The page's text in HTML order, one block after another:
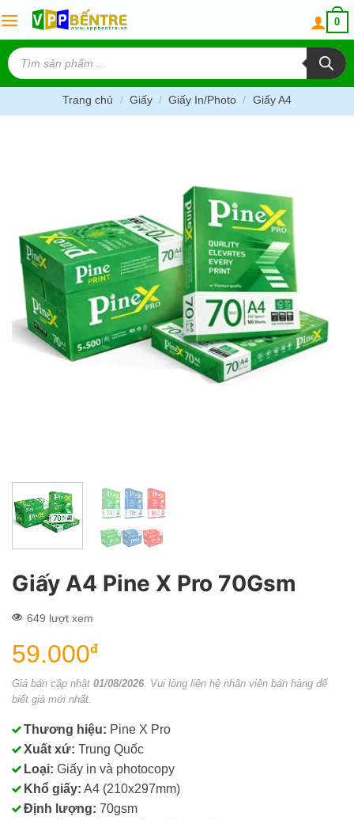
to
content
0
Tìm
kiếm
sản
phẩm
Trang chủ / Giấy / Giấy In/Photo / Giấy A4
Giấy A4 Pine X Pro 70Gsm
649 lượt xem
59.000đ
Giá bán cập nhật 01/08/2026 . Vui lòng liên hệ nhân viên bán hàng để
biết giá mới nhất.
Thương hiệu: Pine X Pro
Xuất xứ: Trung Quốc
Loại: Giấy in và photocopy
Khổ giấy: A4 (210x297mm)
Định lượng: 70gsm